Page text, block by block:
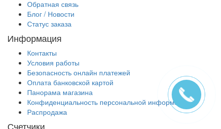
Обратная связь
Блог / Новости
Статус заказа
Информация
Контакты
Условия работы
Безопасность онлайн платежей
Оплата банковской картой
Панорама магазина
Конфиденциальность персональной информации
Распродажа
Счетчики